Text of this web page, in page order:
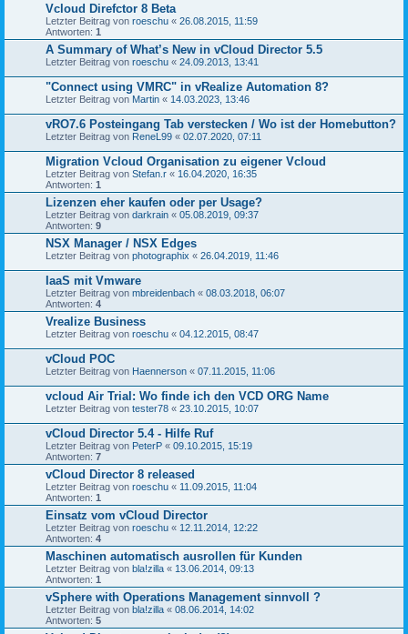
Vcloud Direfctor 8 Beta
Letzter Beitrag von roeschu « 26.08.2015, 11:59
Antworten: 1
A Summary of What’s New in vCloud Director 5.5
Letzter Beitrag von roeschu « 24.09.2013, 13:41
"Connect using VMRC" in vRealize Automation 8?
Letzter Beitrag von Martin « 14.03.2023, 13:46
vRO7.6 Posteingang Tab verstecken / Wo ist der Homebutton?
Letzter Beitrag von ReneL99 « 02.07.2020, 07:11
Migration Vcloud Organisation zu eigener Vcloud
Letzter Beitrag von Stefan.r « 16.04.2020, 16:35
Antworten: 1
Lizenzen eher kaufen oder per Usage?
Letzter Beitrag von darkrain « 05.08.2019, 09:37
Antworten: 9
NSX Manager / NSX Edges
Letzter Beitrag von photographix « 26.04.2019, 11:46
IaaS mit Vmware
Letzter Beitrag von mbreidenbach « 08.03.2018, 06:07
Antworten: 4
Vrealize Business
Letzter Beitrag von roeschu « 04.12.2015, 08:47
vCloud POC
Letzter Beitrag von Haennerson « 07.11.2015, 11:06
vcloud Air Trial: Wo finde ich den VCD ORG Name
Letzter Beitrag von tester78 « 23.10.2015, 10:07
vCloud Director 5.4 - Hilfe Ruf
Letzter Beitrag von PeterP « 09.10.2015, 15:19
Antworten: 7
vCloud Director 8 released
Letzter Beitrag von roeschu « 11.09.2015, 11:04
Antworten: 1
Einsatz vom vCloud Director
Letzter Beitrag von roeschu « 12.11.2014, 12:22
Antworten: 4
Maschinen automatisch ausrollen für Kunden
Letzter Beitrag von bla!zilla « 13.06.2014, 09:13
Antworten: 1
vSphere with Operations Management sinnvoll ?
Letzter Beitrag von bla!zilla « 08.06.2014, 14:02
Antworten: 5